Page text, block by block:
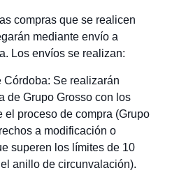
compras que se realicen
mediante envío a
Los envíos se realizan:
Se realizarán
de Grupo Grosso con los
el proceso de compra (Grupo
a modificación o
superen los límites de 10
anillo de circunvalación).